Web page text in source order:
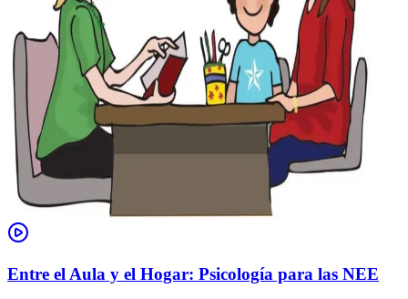
Entre el Aula y el Hogar: Psicología para las NEE